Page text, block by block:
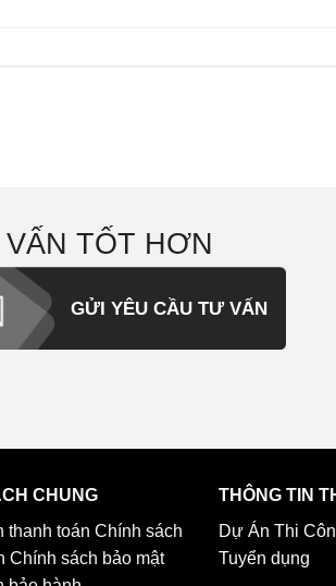
TỐT HƠN
GỬI YÊU CẦU TƯ VẤN
CHUNG
thanh toán Chính sách
Chính sách bảo mật
THÔNG TIN
Dự Án Thi
Tuyển dụng